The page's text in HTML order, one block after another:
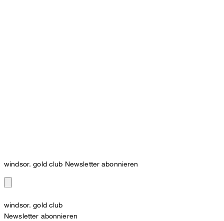
windsor. gold club Newsletter abonnieren
windsor. gold club
Newsletter abonnieren